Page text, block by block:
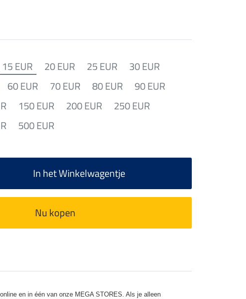
15 EUR 20 EUR 25 EUR
30 EUR
60 EUR 70 EUR 80 EUR
90 EUR
150 EUR 200 EUR
250 EUR
500 EUR
In het Winkelwagentje
Nu kopen
en in één van onze MEGA STORES. Als je alleen